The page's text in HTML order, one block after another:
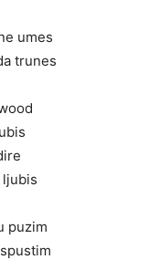
umes
trunes
ljubis
puzim